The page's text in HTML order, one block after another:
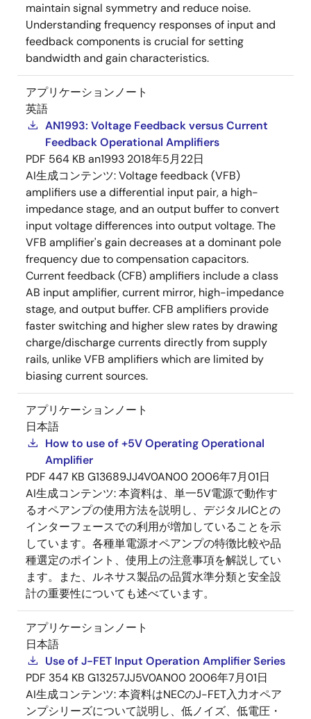
maintain signal symmetry and reduce noise.
Understanding frequency responses of input and
feedback components is crucial for setting
bandwidth and gain characteristics.
アプリケーションノート
英語
AN1993: Voltage Feedback versus Current
Feedback Operational Amplifiers
PDF 564 KB an1993 2018年5月22日
AI生成コンテンツ:Voltage feedback (VFB)
amplifiers use a differential input pair, a high-
impedance stage, and an output buffer to convert
input voltage differences into output voltage. The
VFB amplifier's gain decreases at a dominant pole
frequency due to compensation capacitors.
Current feedback (CFB) amplifiers include a class
AB input amplifier, current mirror, high-impedance
stage, and output buffer. CFB amplifiers provide
faster switching and higher slew rates by drawing
charge/discharge currents directly from supply
rails, unlike VFB amplifiers which are limited by
biasing current sources.
アプリケーションノート
日本語
How to use of +5V Operating Operational
Amplifier
PDF 447 KB G13689JJ4V0AN00 2006年7月01日
AI生成コンテンツ:本資料は、単一5V電源で動作す
るオペアンプの使用方法を説明し、デジタルICとの
インターフェースでの利用が増加していることを示
しています。各種単電源オペアンプの特徴比較や品
種選定のポイント、使用上の注意事項を解説してい
ます。また、ルネサス製品の品質水準分類と安全設
計の重要性についても述べています。
アプリケーションノート
日本語
Use of J-FET Input Operation Amplifier Series
PDF 354 KB G13257JJ5V0AN00 2006年7月01日
AI生成コンテンツ:本資料はNECのJ-FET入力オペア
ンプシリーズについて説明し、低ノイズ、低電圧・